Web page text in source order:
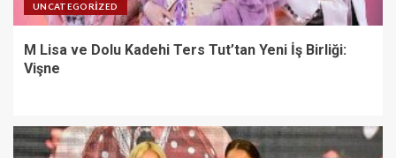
UNCATEGORIZED
M Lisa ve Dolu Kadehi Ters Tut’tan Yeni İş Birliği:
Vişne